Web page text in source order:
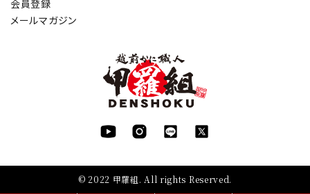
会員登録
メールマガジン
© 2022 甲羅組. All rights Reserved.